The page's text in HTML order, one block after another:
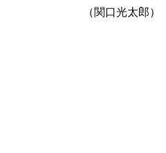
（関口光太郎）